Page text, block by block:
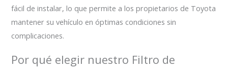
fácil de instalar, lo que permite a los propietarios de Toyota
mantener su vehículo en óptimas condiciones sin
complicaciones.
Por qué elegir nuestro Filtro de